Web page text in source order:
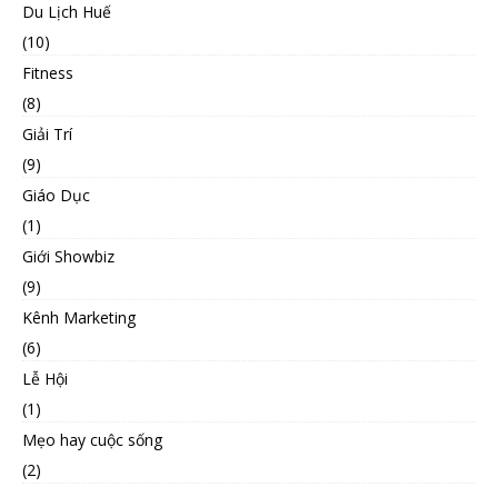
Du Lịch Huế
(10)
Fitness
(8)
Giải Trí
(9)
Giáo Dục
(1)
Giới Showbiz
(9)
Kênh Marketing
(6)
Lễ Hội
(1)
Mẹo hay cuộc sống
(2)